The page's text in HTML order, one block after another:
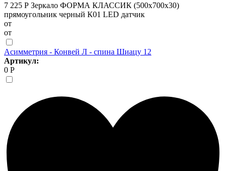
7 225 Р Зеркало ФОРМА КЛАССИК (500х700х30)
прямоугольник черный К01 LED датчик
от
от
Асимметрия - Конвей Л - спина Шиацу 12
Артикул:
0 Р